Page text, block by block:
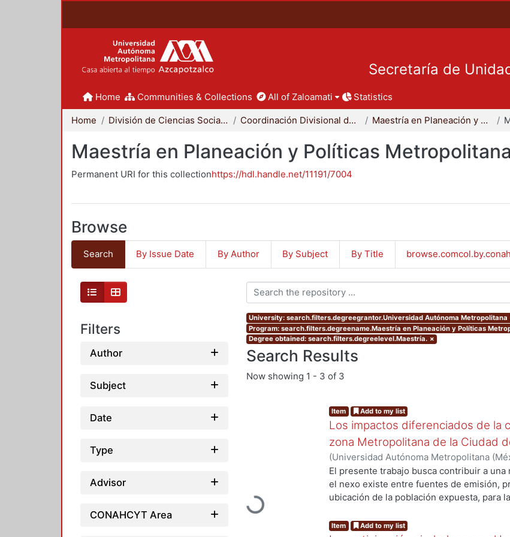
Secretaría de
Home Communities & Collections All of Zaloamati Statistics
Home División de Ciencias Sociales y Humanidades Coordinación Divisional de Posgrado Maestría en Planeación y Políticas Metropolitanas
Maestría en Planeación y Políticas
Permanent URI for this collectionhttps://hdl.handle.net/11191/7004
Browse
Search By Issue Date By Author By Subject By Title
Filters
Author
Subject
Date
Type
Advisor
CONAHCYT Area
University: search.filters.degreegrantor.Universidad Autónoma
Program: search.filters.degreename.Maestría en Planeación y Políticas
Degree obtained: search.filters.degreelevel.Maestría. ×
Search Results
Now showing 1 - 3 of 3
Loading...
Item Add to my list
Los impactos diferenciados de la
zona Metropolitana de la Ciudad
(Universidad Autónoma Metropolitana
de Servicios de Información.,2002-08-15)
El presente trabajo busca contribuir a
el nexo existe entre fuentes de emisión,
ubicación de la población expuesta, para
motivos de trabajo y escuela; la ubicación
Item Add to my list